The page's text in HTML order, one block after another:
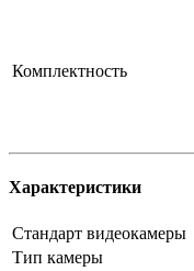
Комплектность
Характеристики
Стандарт видеокамеры
Тип камеры